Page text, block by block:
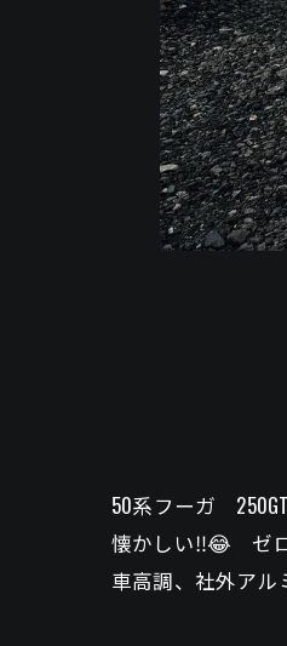
50系フーガ
懐かしい‼️😂 ゼ
車高調、社外アル